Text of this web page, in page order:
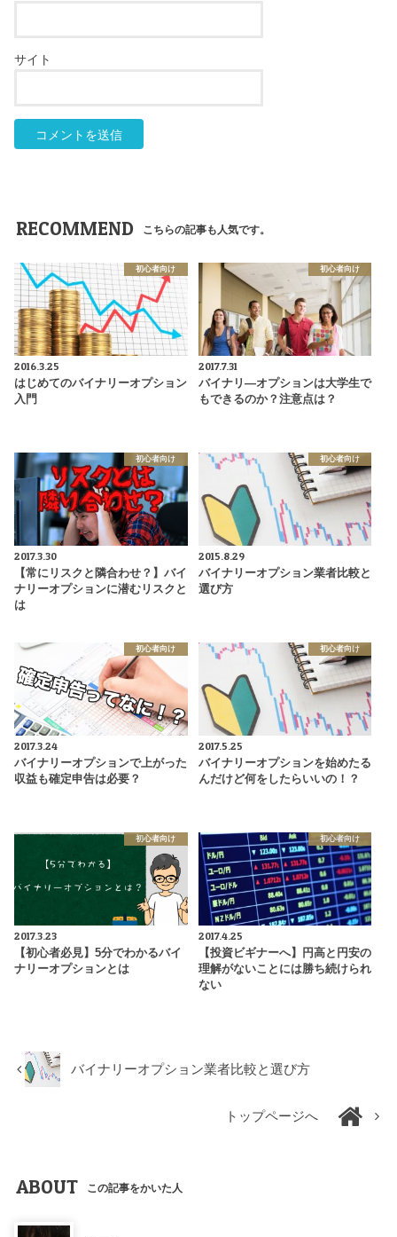
サイト
RECOMMEND こちらの記事も人気です。
初心者向け
2016.3.25
はじめてのバイナリーオプション
入門
初心者向け
2017.7.31
バイナリ―オプションは大学生で
もできるのか？注意点は？
初心者向け
2017.3.30
【常にリスクと隣合わせ？】バイ
ナリーオプションに潜むリスクと
は
初心者向け
2015.8.29
バイナリーオプション業者比較と
選び方
初心者向け
2017.3.24
バイナリーオプションで上がった
収益も確定申告は必要？
初心者向け
2017.5.25
バイナリーオプションを始めたる
んだけど何をしたらいいの！？
初心者向け
2017.3.23
【初心者必見】5分でわかるバイ
ナリーオプションとは
初心者向け
2017.4.25
【投資ビギナーへ】円高と円安の
理解がないことには勝ち続けられ
ない
バイナリーオプション業者比較と選び方
トップページへ
ABOUT この記事をかいた人